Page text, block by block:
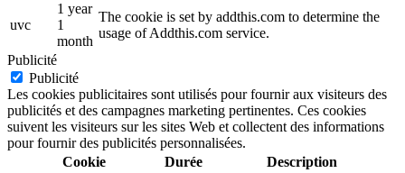
uvc
1 year
1
month
The cookie is set by addthis.com to determine the
usage of Addthis.com service.
Publicité
Publicité
Les cookies publicitaires sont utilisés pour fournir aux visiteurs des
publicités et des campagnes marketing pertinentes. Ces cookies
suivent les visiteurs sur les sites Web et collectent des informations
pour fournir des publicités personnalisées.
Cookie
Durée Description